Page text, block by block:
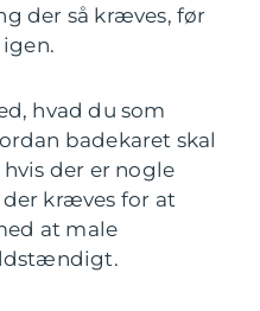
der så kræves, før
hvad du som
badekaret skal
der er nogle
kræves for at
at male